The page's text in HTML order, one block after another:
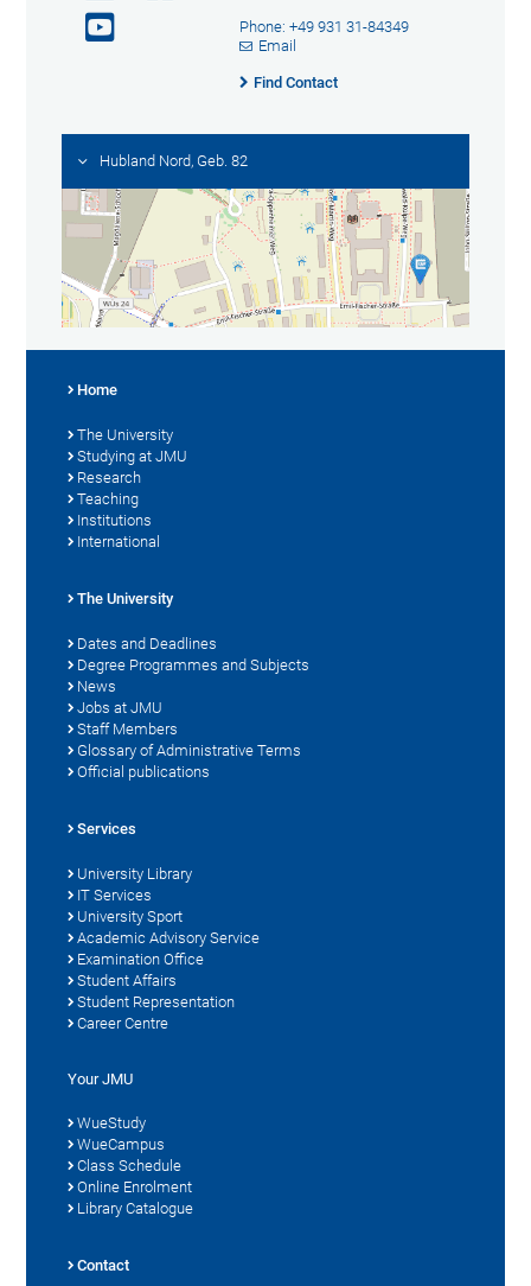
Phone: +49 931 31-84349
Email
Find Contact
Hubland Nord, Geb. 82
Home
The University
Studying at JMU
Research
Teaching
Institutions
International
The University
Dates and Deadlines
Degree Programmes and Subjects
News
Jobs at JMU
Staff Members
Glossary of Administrative Terms
Official publications
Services
University Library
IT Services
University Sport
Academic Advisory Service
Examination Office
Student Affairs
Student Representation
Career Centre
Your JMU
WueStudy
WueCampus
Class Schedule
Online Enrolment
Library Catalogue
Contact